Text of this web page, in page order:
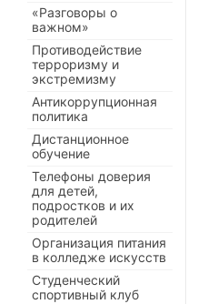
«Разговоры о
важном»
Противодействие
терроризму и
экстремизму
Антикоррупционная
политика
Дистанционное
обучение
Телефоны доверия
для детей,
подростков и их
родителей
Организация питания
в колледже искусств
Студенческий
спортивный клуб